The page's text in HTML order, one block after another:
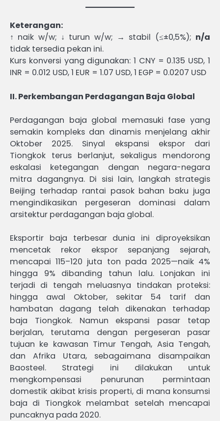
Keterangan:
↑ naik w/w; ↓ turun w/w; → stabil (≤±0,5%); n/a
tidak tersedia pekan ini.
Kurs konversi yang digunakan: 1 CNY = 0.135 USD, 1
INR = 0.012 USD, 1 EUR = 1.07 USD, 1 EGP = 0.0207 USD
II. Perkembangan Perdagangan Baja Global
Perdagangan baja global memasuki fase yang
semakin kompleks dan dinamis menjelang akhir
Oktober 2025. Sinyal ekspansi ekspor dari
Tiongkok terus berlanjut, sekaligus mendorong
eskalasi ketegangan dengan negara-negara
mitra dagangnya. Di sisi lain, langkah strategis
Beijing terhadap rantai pasok bahan baku juga
mengindikasikan pergeseran dominasi dalam
arsitektur perdagangan baja global.
Eksportir baja terbesar dunia ini diproyeksikan
mencetak rekor ekspor sepanjang sejarah,
mencapai 115–120 juta ton pada 2025—naik 4%
hingga 9% dibanding tahun lalu. Lonjakan ini
terjadi di tengah meluasnya tindakan proteksi:
hingga awal Oktober, sekitar 54 tarif dan
hambatan dagang telah dikenakan terhadap
baja Tiongkok. Namun ekspansi pasar tetap
berjalan, terutama dengan pergeseran pasar
tujuan ke kawasan Timur Tengah, Asia Tengah,
dan Afrika Utara, sebagaimana disampaikan
Baosteel. Strategi ini dilakukan untuk
mengkompensasi penurunan permintaan
domestik akibat krisis properti, di mana konsumsi
baja di Tiongkok melambat setelah mencapai
puncaknya pada 2020.